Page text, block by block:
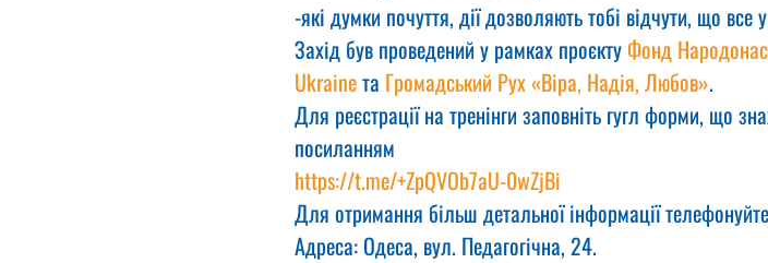
﻿﻿﻿-які думки почуття, дії дозволяють тобі відчути, що все
Захід був проведений у рамках проєкту Фонд
Ukraine та Громадський Рух «Віра, Надія, Любов».
Для реєстрації на тренінги заповніть гугл форми, що
посиланням
https://t.me/+ZpQVOb7aU-0wZjBi
Для отримання більш детальної інформації
Адреса: Одеса, вул. Педагогічна, 24.